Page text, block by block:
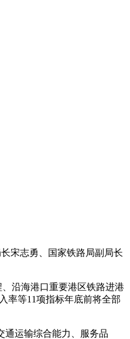
宋志勇、国家铁路局副局长
沿海港口重要港区铁路进港
率等11项指标年底前将全部
通运输综合能力、服务品